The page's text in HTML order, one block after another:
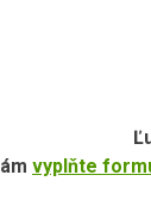
vyplňte